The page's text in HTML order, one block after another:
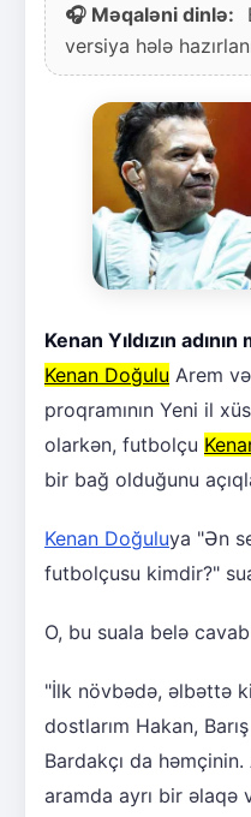
🎧 Məqaləni dinlə:
versiya hələ
Kenan Yıldızın
Kenan Doğulu Arem
proqramının Yeni il
olarkən, futbolçu
bir bağ olduğunu
Kenan Doğuluya "Ən
futbolçusu kimdir?"
O, bu suala belə
"İlk növbədə, əlbəttə
dostlarım Hakan,
Bardakçı da
aramda ayrı bir əlaqə